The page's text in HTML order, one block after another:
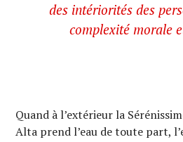
des intériorités des
complexité morale
Quand à l’extérieur la
Alta prend l’eau de toute part,